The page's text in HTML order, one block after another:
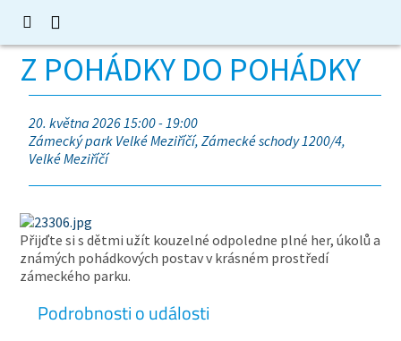
Z POHÁDKY DO POHÁDKY
20. května 2026 15:00 - 19:00
Zámecký park Velké Meziříčí, Zámecké schody 1200/4,
Velké Meziříčí
Přijďte si s dětmi užít kouzelné odpoledne plné her, úkolů a
známých pohádkových postav v krásném prostředí
zámeckého parku.
Podrobnosti o události